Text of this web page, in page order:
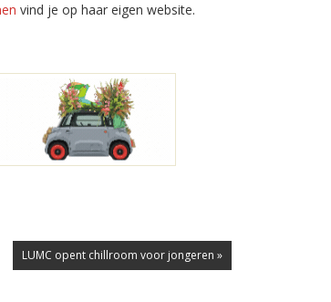
vind je op haar eigen website.
LUMC opent chillroom voor jongeren »